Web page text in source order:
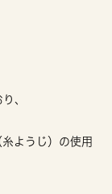
、
ようじ）の使用